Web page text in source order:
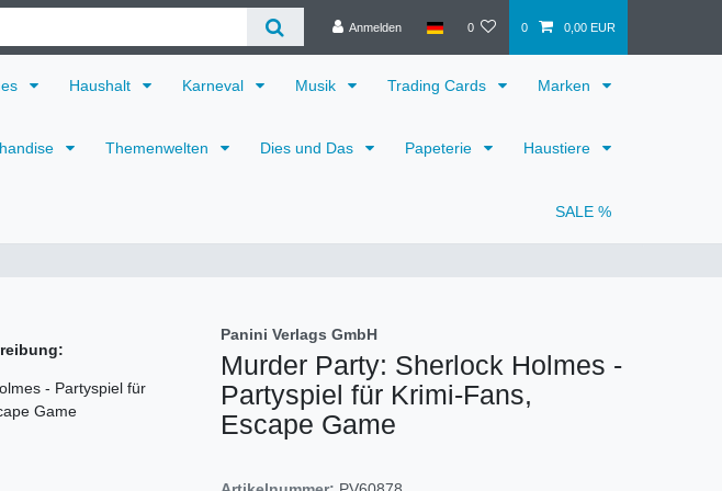
Anmelden 0 0 0,00 EUR
Haushalt Karneval Musik Trading Cards Marken
Themenwelten Dies und Das Papeterie Haustiere
SALE %
- Partyspiel für
Game
Panini Verlags GmbH
Murder Party: Sherlock Holmes -
Partyspiel für Krimi-Fans,
Escape Game